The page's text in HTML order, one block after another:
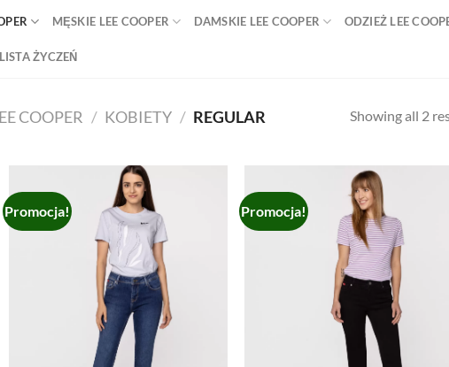
MĘSKIE LEE COOPER DAMSKIE LEE COOPER ODZIEŻ LEE
LISTA ŻYCZEŃ
COOPER / KOBIETY / REGULAR Showing all 2
Promocja! Promocja!